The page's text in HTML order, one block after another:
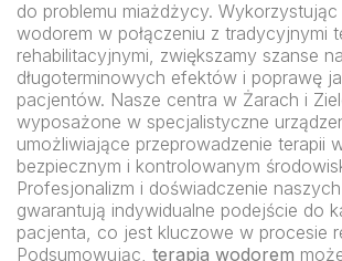
do problemu miażdżycy. Wykorzystując
wodorem w połączeniu z tradycyjnymi
rehabilitacyjnymi, zwiększamy szanse
długoterminowych efektów i poprawę
pacjentów. Nasze centra w Żarach i
wyposażone w specjalistyczne
umożliwiające przeprowadzenie terapii
bezpiecznym i kontrolowanym
Profesjonalizm i doświadczenie
gwarantują indywidualne podejście do
pacjenta, co jest kluczowe w procesie
Podsumowując, terapia wodorem